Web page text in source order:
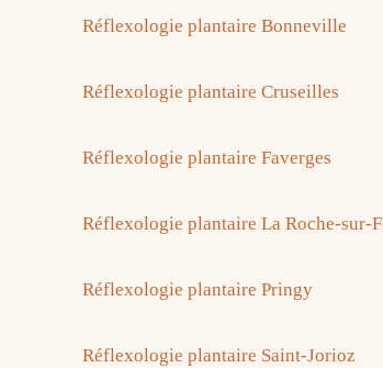
Réflexologie plantaire Bonneville
Réflexologie plantaire Cruseilles
Réflexologie plantaire Faverges
Réflexologie plantaire La Roche-sur-
Réflexologie plantaire Pringy
Réflexologie plantaire Saint-Jorioz